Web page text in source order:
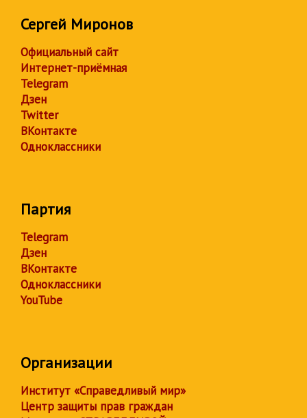
Сергей Миронов
Официальный сайт
Интернет-приёмная
Telegram
Дзен
Twitter
ВКонтакте
Одноклассники
Партия
Telegram
Дзен
ВКонтакте
Одноклассники
YouTube
Организации
Институт «Справедливый мир»
Центр защиты прав граждан